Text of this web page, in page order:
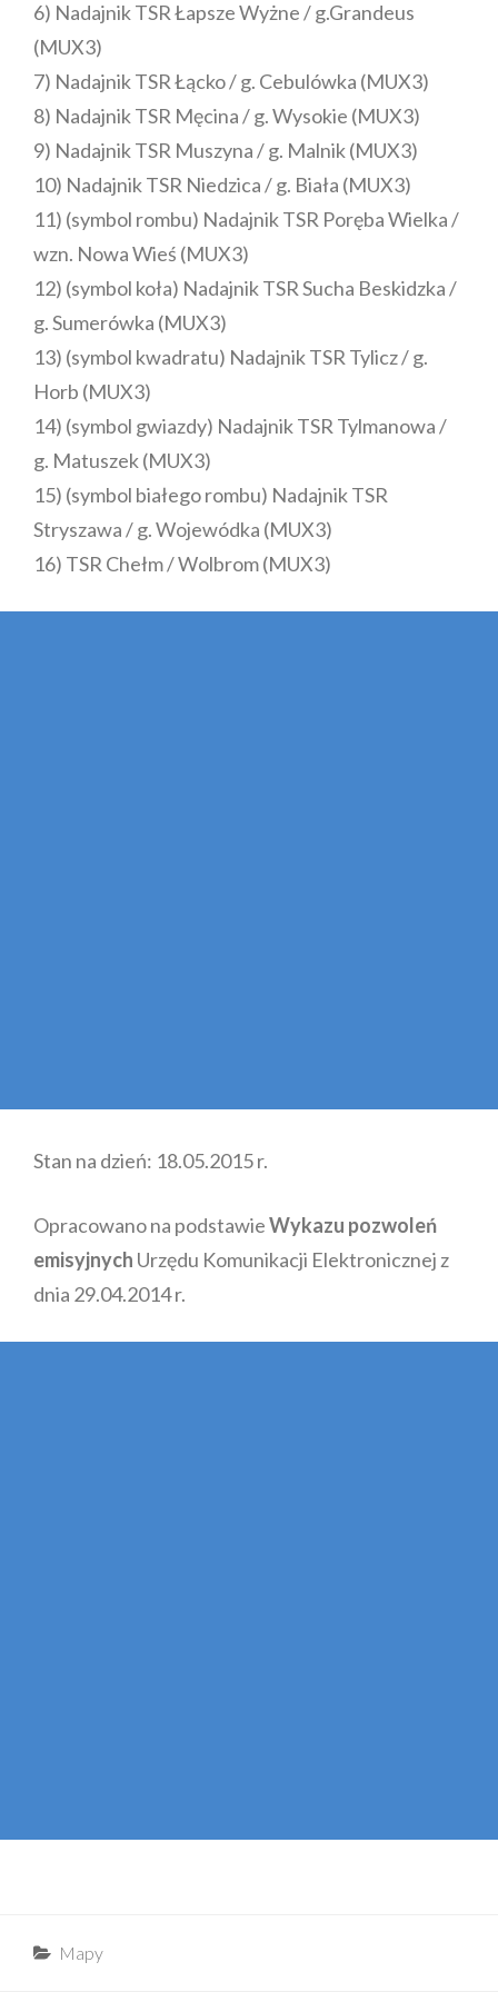
6) Nadajnik TSR Łapsze Wyżne / g.Grandeus
(MUX3)
7) Nadajnik TSR Łącko / g. Cebulówka (MUX3)
8) Nadajnik TSR Męcina / g. Wysokie (MUX3)
9) Nadajnik TSR Muszyna / g. Malnik (MUX3)
10) Nadajnik TSR Niedzica / g. Biała (MUX3)
11) (symbol rombu) Nadajnik TSR Poręba Wielka /
wzn. Nowa Wieś (MUX3)
12) (symbol koła) Nadajnik TSR Sucha Beskidzka /
g. Sumerówka (MUX3)
13) (symbol kwadratu) Nadajnik TSR Tylicz / g.
Horb (MUX3)
14) (symbol gwiazdy) Nadajnik TSR Tylmanowa /
g. Matuszek (MUX3)
15) (symbol białego rombu) Nadajnik TSR
Stryszawa / g. Wojewódka (MUX3)
16) TSR Chełm / Wolbrom (MUX3)
Stan na dzień: 18.05.2015 r.
Opracowano na podstawieWykazu pozwoleń
emisyjnych Urzędu Komunikacji Elektronicznej z
dnia 29.04.2014 r.
Categories
Mapy